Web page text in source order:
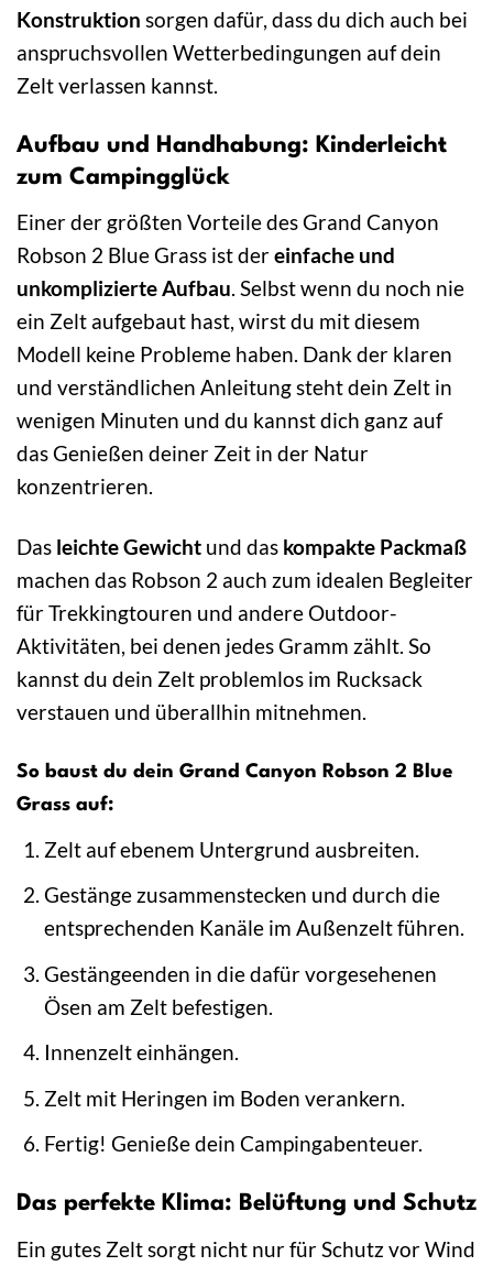
Konstruktion sorgen dafür, dass du dich auch bei
anspruchsvollen Wetterbedingungen auf dein
Zelt verlassen kannst.
Aufbau und Handhabung: Kinderleicht
zum Campingglück
Einer der größten Vorteile des Grand Canyon
Robson 2 Blue Grass ist dereinfache und
unkomplizierte Aufbau. Selbst wenn du noch nie
ein Zelt aufgebaut hast, wirst du mit diesem
Modell keine Probleme haben. Dank der klaren
und verständlichen Anleitung steht dein Zelt in
wenigen Minuten und du kannst dich ganz auf
das Genießen deiner Zeit in der Natur
konzentrieren.
Das leichte Gewicht und das kompakte Packmaß
machen das Robson 2 auch zum idealen Begleiter
für Trekkingtouren und andere Outdoor-
Aktivitäten, bei denen jedes Gramm zählt. So
kannst du dein Zelt problemlos im Rucksack
verstauen und überallhin mitnehmen.
So baust du dein Grand Canyon Robson 2 Blue
Grass auf:
Zelt auf ebenem Untergrund ausbreiten.
Gestänge zusammenstecken und durch die
entsprechenden Kanäle im Außenzelt führen.
Gestängeenden in die dafür vorgesehenen
Ösen am Zelt befestigen.
Innenzelt einhängen.
Zelt mit Heringen im Boden verankern.
Fertig! Genieße dein Campingabenteuer.
Das perfekte Klima: Belüftung und Schutz
Ein gutes Zelt sorgt nicht nur für Schutz vor Wind